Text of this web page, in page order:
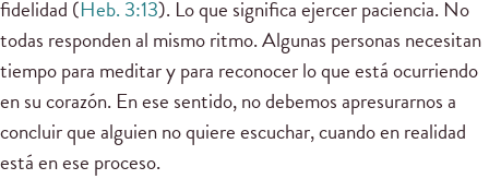
fidelidad (Heb. 3:13). Lo que significa ejercer paciencia. No
todas responden al mismo ritmo. Algunas personas necesitan
tiempo para meditar y para reconocer lo que está ocurriendo
en su corazón. En ese sentido, no debemos apresurarnos a
concluir que alguien no quiere escuchar, cuando en realidad
está en ese proceso.